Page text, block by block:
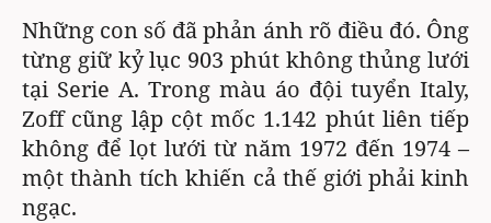
Những con số đã phản ánh rõ điều đó. Ông
từng giữ kỷ lục 903 phút không thủng lưới
tại Serie A. Trong màu áo đội tuyển Italy,
Zoff cũng lập cột mốc 1.142 phút liên tiếp
không để lọt lưới từ năm 1972 đến 1974 –
một thành tích khiến cả thế giới phải kinh
ngạc.